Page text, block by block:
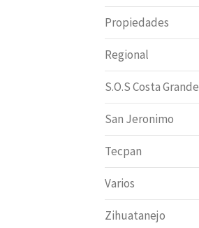
Propiedades
Regional
S.O.S Costa Grande
San Jeronimo
Tecpan
Varios
Zihuatanejo